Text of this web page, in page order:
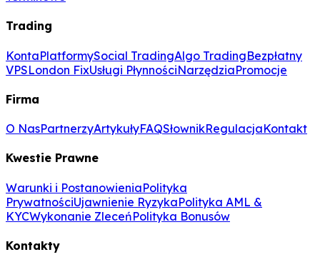
Trading
KontaPlatformySocial TradingAlgo TradingBezpłatny
VPSLondon FixUsługi PłynnościNarzędziaPromocje
Firma
O NasPartnerzyArtykułyFAQSłownikRegulacjaKontakt
Kwestie Prawne
Warunki i PostanowieniaPolityka
PrywatnościUjawnienie RyzykaPolityka AML &
KYCWykonanie ZleceńPolityka Bonusów
Kontakty